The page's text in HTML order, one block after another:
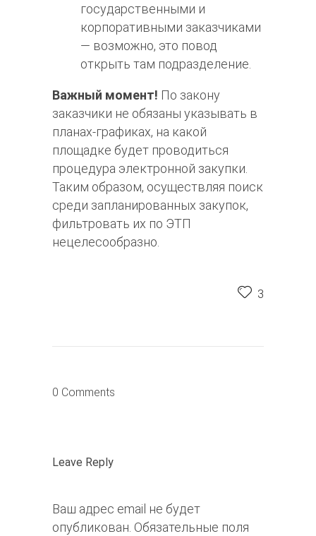
государственными и
корпоративными заказчиками
— возможно, это повод
открыть там подразделение.
Важный момент! По закону
заказчики не обязаны указывать в
планах-графиках, на какой
площадке будет проводиться
процедура электронной закупки.
Таким образом, осуществляя поиск
среди запланированных закупок,
фильтровать их по ЭТП
нецелесообразно.
3
0 Comments
Leave Reply
Ваш адрес email не будет
опубликован. Обязательные поля